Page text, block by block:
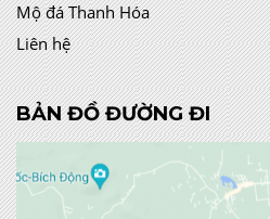
Mộ đá Thanh Hóa
Liên hệ
BẢN ĐỒ ĐƯỜNG ĐI